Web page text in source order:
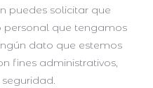
puedes solicitar que
que tengamos
dato que estemos
fines administrativos,